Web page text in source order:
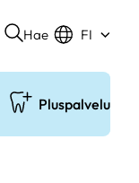
Pluspalvelu
Hae FI